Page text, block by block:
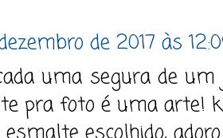
de 2017 às
uma segura de
pra foto é uma arte!